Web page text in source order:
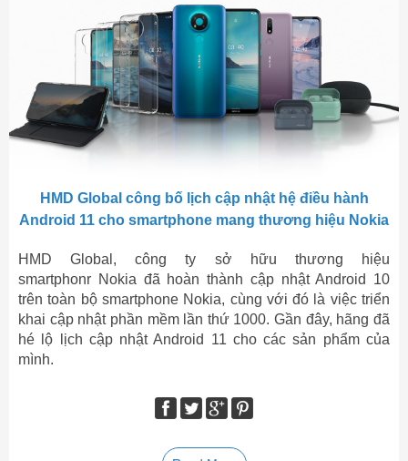
HMD Global công bố lịch cập nhật hệ điều hành
Android 11 cho smartphone mang thương hiệu Nokia
HMD Global, công ty sở hữu thương hiệu
smartphonr Nokia đã hoàn thành cập nhật Android 10
trên toàn bộ smartphone Nokia, cùng với đó là việc triển
khai cập nhật phần mềm lần thứ 1000. Gần đây, hãng đã
hé lộ lịch cập nhật Android 11 cho các sản phẩm của
mình.